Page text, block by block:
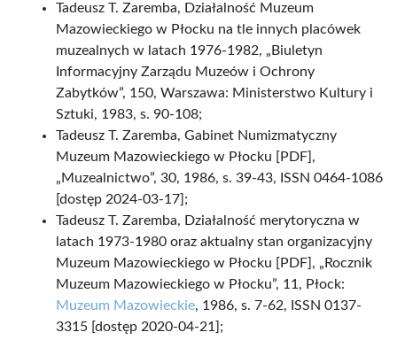
Tadeusz T. Zaremba, Działalność Muzeum
Mazowieckiego w Płocku na tle innych placówek
muzealnych w latach 1976-1982, „Biuletyn
Informacyjny Zarządu Muzeów i Ochrony
Zabytków”, 150, Warszawa: Ministerstwo Kultury i
Sztuki, 1983, s. 90-108;
Tadeusz T. Zaremba, Gabinet Numizmatyczny
Muzeum Mazowieckiego w Płocku [PDF],
„Muzealnictwo”, 30, 1986, s. 39-43, ISSN 0464-1086
[dostęp 2024-03-17];
Tadeusz T. Zaremba, Działalność merytoryczna w
latach 1973-1980 oraz aktualny stan organizacyjny
Muzeum Mazowieckiego w Płocku [PDF], „Rocznik
Muzeum Mazowieckiego w Płocku”, 11, Płock:
Muzeum Mazowieckie, 1986, s. 7-62, ISSN 0137-
3315 [dostęp 2020-04-21];